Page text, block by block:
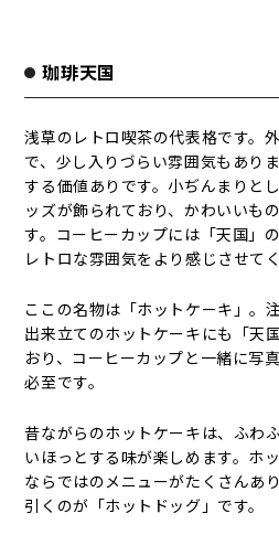
珈琲天国
浅草のレトロ喫茶の代表格です。
で、少し入りづらい雰囲気もあり
する価値ありです。小ぢんまりと
ッズが飾られており、かわいいも
す。コーヒーカップには「天国」
レトロな雰囲気をより感じさせてく
ここの名物は「ホットケーキ」。
出来立てのホットケーキにも「天
おり、コーヒーカップと一緒に写
必至です。
昔ながらのホットケーキは、ふわ
いほっとする味が楽しめます。ホ
ならではのメニューがたくさんあ
引くのが「ホットドッグ」です。